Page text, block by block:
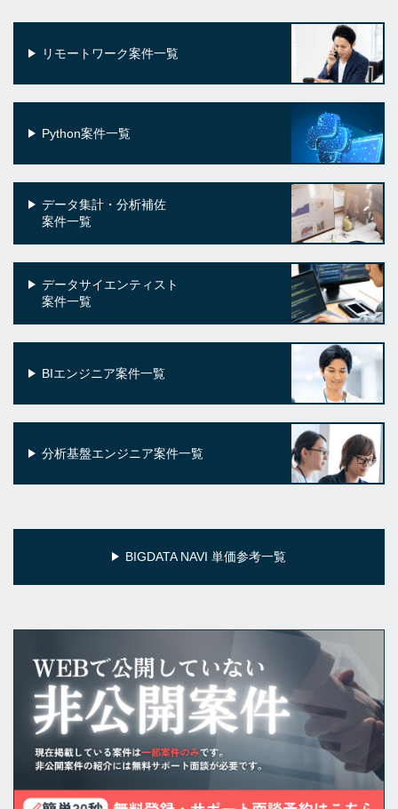
リモートワーク案件一覧
Python案件一覧
データ集計・分析補佐
案件一覧
データサイエンティスト
案件一覧
BIエンジニア案件一覧
分析基盤エンジニア案件一覧
BIGDATA NAVI 単価参考一覧